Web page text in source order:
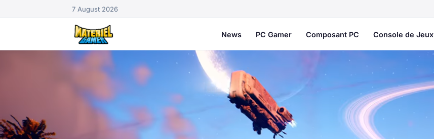
7 August 2026
News PC Gamer Composant PC Console de Jeux